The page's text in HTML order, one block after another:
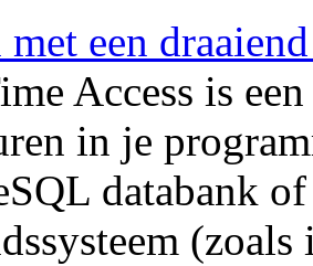
met een
Access is
in je
databank